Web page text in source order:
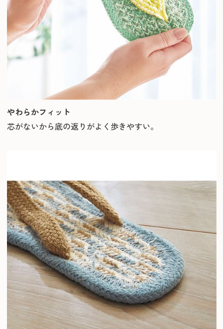
やわらかフィット
芯がないから底の返りがよく歩きやすい。